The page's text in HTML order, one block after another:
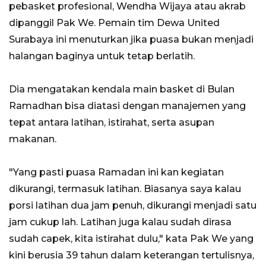
pebasket profesional, Wendha Wijaya atau akrab
dipanggil Pak We. Pemain tim Dewa United
Surabaya ini menuturkan jika puasa bukan menjadi
halangan baginya untuk tetap berlatih.
Dia mengatakan kendala main basket di Bulan
Ramadhan bisa diatasi dengan manajemen yang
tepat antara latihan, istirahat, serta asupan
makanan.
"Yang pasti puasa Ramadan ini kan kegiatan
dikurangi, termasuk latihan. Biasanya saya kalau
porsi latihan dua jam penuh, dikurangi menjadi satu
jam cukup lah. Latihan juga kalau sudah dirasa
sudah capek, kita istirahat dulu," kata Pak We yang
kini berusia 39 tahun dalam keterangan tertulisnya,